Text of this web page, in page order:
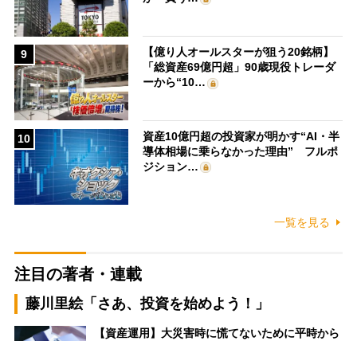
9
【億り人オールスターが狙う20銘柄】
「総資産69億円超」90歳現役トレーダ
ーから“10…
10
資産10億円超の投資家が明かす“AI・半
導体相場に乗らなかった理由” フルポ
ジション…
一覧を見る
注目の著者・連載
藤川里絵「さあ、投資を始めよう！」
【資産運用】大災害時に慌てないために平時から